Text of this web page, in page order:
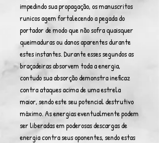
impedindo sua propagação, os manuscritos
runicos agem fortalecendo a pegada do
portador de modo que não sofra quaisquer
queimaduras ou danos aparentes durante
estes instantes. Durante esses segundos as
braçadeiras absorvem toda a energia,
contudo sua absorção demonstra ineficaz
contra ataques acima de uma estrela
maior, sendo este seu potencial destrutivo
máximo. As energias eventualmente podem
ser liberadas em poderosas descargas de
energia contra seus oponentes, sendo estas